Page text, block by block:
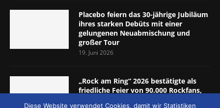
Placebo feiern das 30-jährige Jubiläum
ihres starken Debüts mit einer
gelungenen Neuabmischung und
großer Tour
19. Juni 2026
„Rock am Ring“ 2026 bestätigte als
friedliche Feier von 90.000 Rockfans,
Diese Website verwendet Cookies, damit wir Statistiken